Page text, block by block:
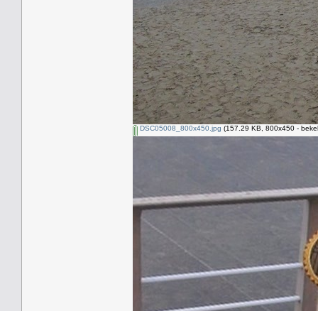
DSC05008_800x450.jpg (157.29 KB, 800x450 -